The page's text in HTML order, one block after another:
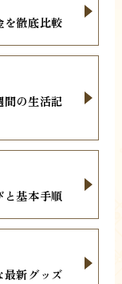
徹底比較
の生活記
基本手順
新グッズ